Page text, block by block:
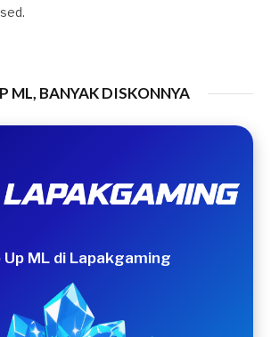
ML, BANYAK DISKONNYA
Up ML di Lapakgaming